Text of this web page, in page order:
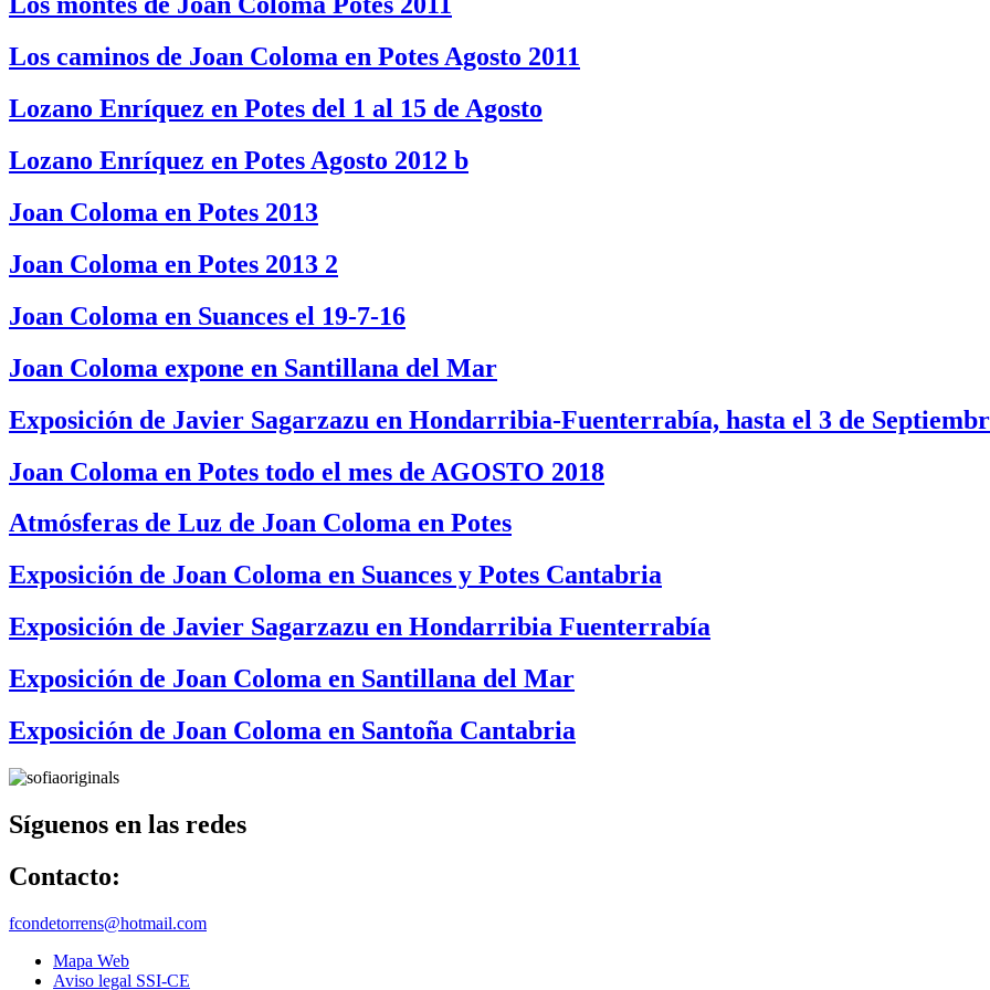
Los caminos de Joan Coloma en Potes Agosto 2011
Lozano Enríquez en Potes del 1 al 15 de Agosto
Lozano Enríquez en Potes Agosto 2012 b
Joan Coloma en Potes 2013
Joan Coloma en Potes 2013 2
Joan Coloma en Suances el 19-7-16
Joan Coloma expone en Santillana del Mar
Exposición de Javier Sagarzazu en Hondarribia-Fuenterrabía, hasta el 3 de
Joan Coloma en Potes todo el mes de AGOSTO 2018
Atmósferas de Luz de Joan Coloma en Potes
Exposición de Joan Coloma en Suances y Potes Cantabria
Exposición de Javier Sagarzazu en Hondarribia Fuenterrabía
Exposición de Joan Coloma en Santillana del Mar
Exposición de Joan Coloma en Santoña Cantabria
Síguenos en las redes
Contacto:
fcondetorrens@hotmail.com
Mapa Web
Aviso legal SSI-CE